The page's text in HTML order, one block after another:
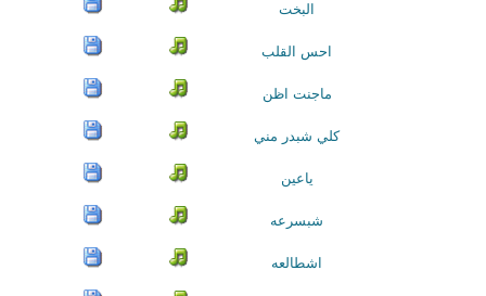
البخت
احس القلب
ماجنت اظن
كلي شبدر مني
ياعين
شبسرعه
اشطالعه